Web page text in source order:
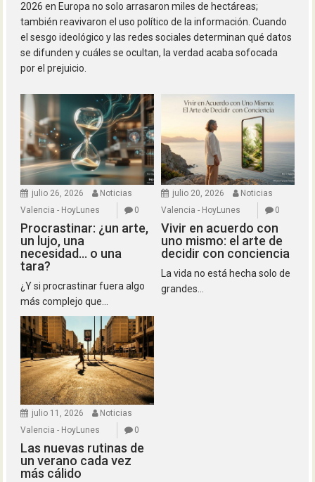
2026 en Europa no solo arrasaron miles de hectáreas;
también reavivaron el uso político de la información. Cuando
el sesgo ideológico y las redes sociales determinan qué datos
se difunden y cuáles se ocultan, la verdad acaba sofocada
por el prejuicio.
julio 26, 2026
Noticias
Valencia - HoyLunes
0
Procrastinar: ¿un arte,
un lujo, una
necesidad… o una
tara?
¿Y si procrastinar fuera algo
más complejo que...
julio 20, 2026
Noticias
Valencia - HoyLunes
0
Vivir en acuerdo con
uno mismo: el arte de
decidir con conciencia
La vida no está hecha solo de
grandes...
julio 11, 2026
Noticias
Valencia - HoyLunes
0
Las nuevas rutinas de
un verano cada vez
más cálido